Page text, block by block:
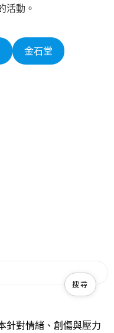
活動。
金石堂
針對情緒、創傷與壓力